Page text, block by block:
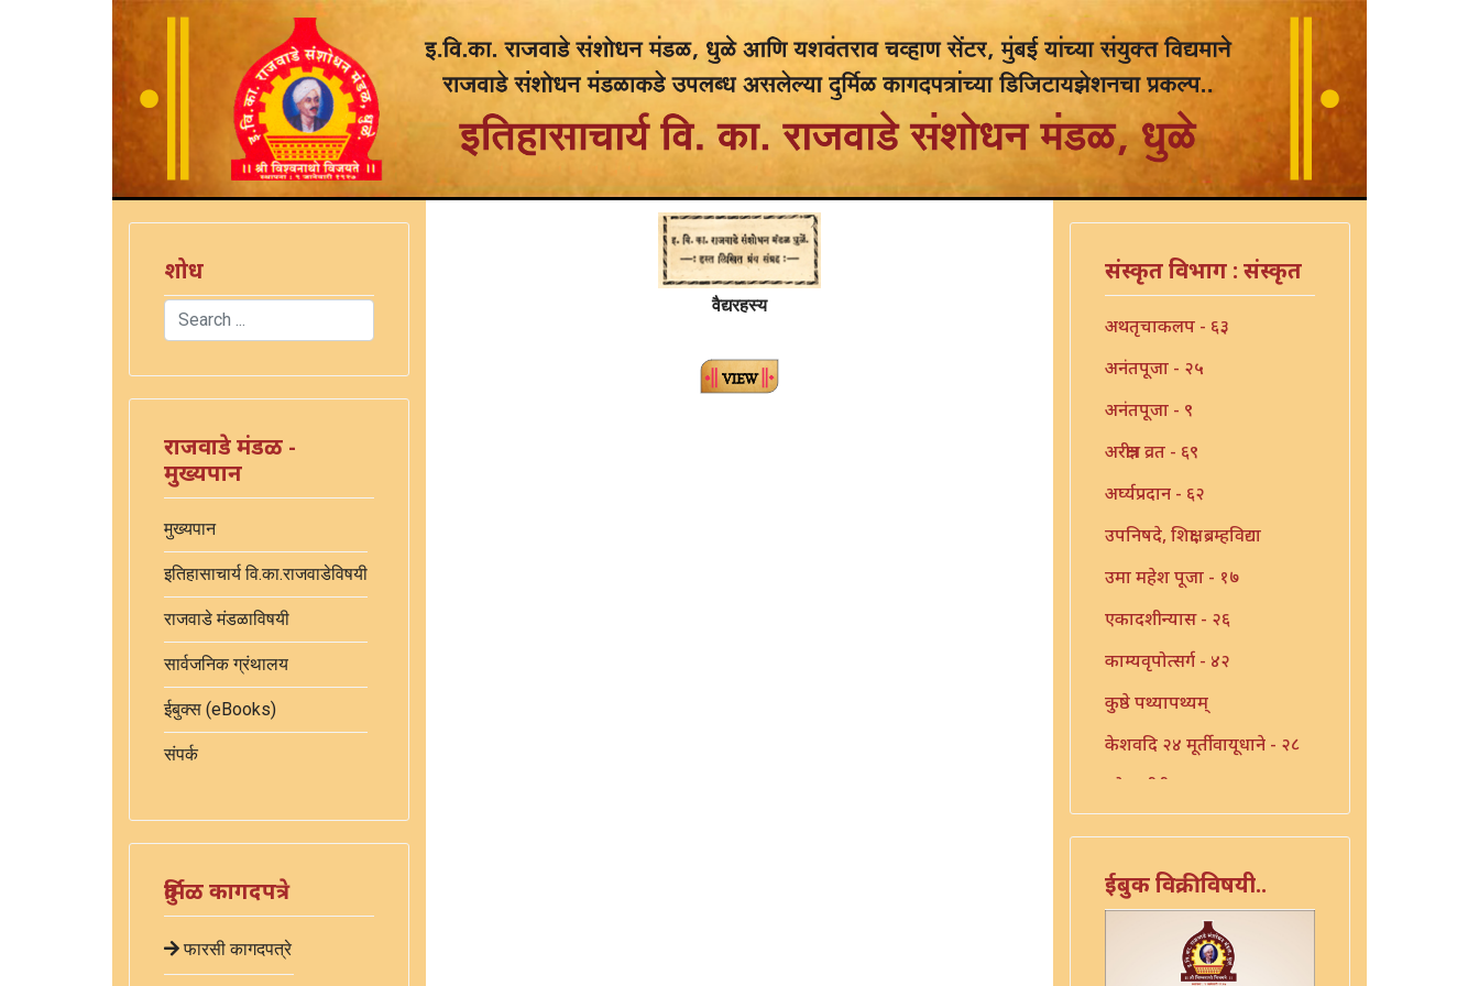
शोध
Search
राजवाडे मंडळ -
मुख्यपान
मुख्यपान
इतिहासाचार्य वि.का.राजवाडेविषयी
राजवाडे मंडळाविषयी
सार्वजनिक ग्रंथालय
ईबुक्स (eBooks)
संपर्क
दुर्मिळ कागदपत्रे
फारसी कागदपत्रे
वैद्यरहस्य
संस्कृत विभाग : संस्कृत
अथतृचाकलप - ६३
अनंतपूजा - २५
अनंतपूजा - ९
अरक्षीत्र व्रत - ६९
अर्घ्यप्रदान - ६२
उपनिषदे, शिक्षा, ब्रम्हविद्या
उमा महेश पूजा - १७
एकादशीन्यास - २६
काम्यवृपोत्सर्ग - ४२
कुष्ठे पथ्यापथ्यम्
केशवदि २४ मूर्तीवायूधाने - २८
कोजागीरी पूजा - १८
गणपति पार्थिव पूजा - ५६
गुरुचिदंबराय - ३०
गुरोराधन - ८
ईबुक विक्रीविषयी..